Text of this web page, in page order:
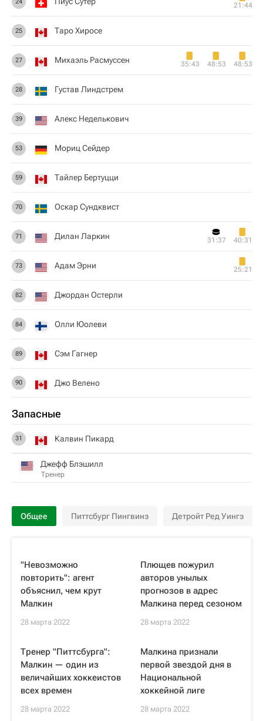
21:44
25 Таро Хиросе
27 Михаэль Расмуссен 35:43 48:53 48:53
28 Густав Линдстрем
39 Алекс Неделькович
53 Мориц Сейдер
59 Тайлер Бертуцци
70 Оскар Сундквист
71 Дилан Ларкин 31:37 40:31
73 Адам Эрни 25:21
82 Джордан Остерли
84 Олли Юолеви
89 Сэм Гагнер
90 Джо Велено
Запасные
31 Калвин Пикард
Джефф Блэшилл
Тренер
Общее Питтсбург Пингвинз Детройт Ред Уингз
"Невозможно
повторить": агент
объяснил, чем крут
Малкин
28 марта 2022
Плющев пожурил
авторов унылых
прогнозов в адрес
Малкина перед сезоном
28 марта 2022
Тренер "Питтсбурга":
Малкин — один из
величайших хоккеистов
всех времен
28 марта 2022
Малкина признали
первой звездой дня в
Национальной
хоккейной лиге
28 марта 2022